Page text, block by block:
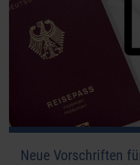
Neue Vorschriften